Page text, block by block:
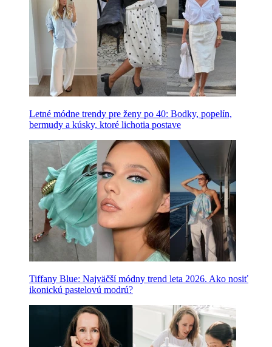
Letné módne trendy pre ženy po 40: Bodky, popelín,
bermudy a kúsky, ktoré lichotia postave
Tiffany Blue: Najväčší módny trend leta 2026. Ako nosiť
ikonickú pastelovú modrú?